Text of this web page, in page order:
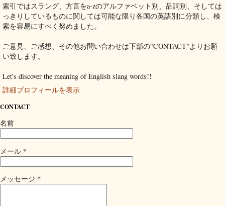
索引ではスラング、方言をa-zのアルファベット別、品詞別、そしては
っきりしているものに関しては可能な限り各国の英語別に分類し、検
索を容易にすべく努めました。
ご意見、ご感想、その他お問い合わせは下部の"CONTACT"よりお願
い致します。
Let's discover the meaning of English slang words!!
詳細プロフィールを表示
CONTACT
名前
メール *
メッセージ *